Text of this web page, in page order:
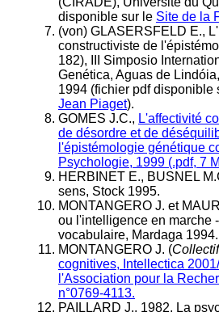
disponible sur le Site de la
(von) GLASERSFELD E.,
constructiviste de
182), III Simposio
Genética, Aguas de
1994 (fichier pdf disponible
Jean Piaget).
GOMES J.C., L'affectivité
de désordre et de
l'épistémologie génétique
Psychologie, 1999 (.pdf, 7
HERBINET E., BUSNEL
sens, Stock 1995.
MONTANGERO J. et
ou l'intelligence en marche
vocabulaire, Mardaga 1994.
MONTANGERO J. (Collectif
cognitives, Intellectica
l'Association pour la
n°0769-4113.
PAILLARD J., 1982, La